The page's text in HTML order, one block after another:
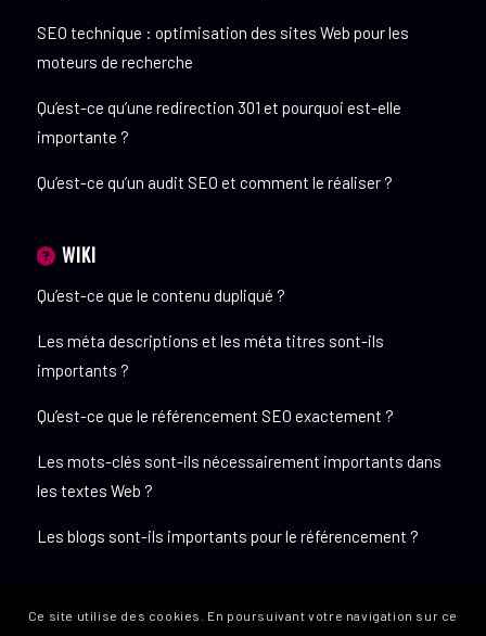
SEO technique : optimisation des sites Web pour les
moteurs de recherche
Qu’est-ce qu’une redirection 301 et pourquoi est-elle
importante ?
Qu’est-ce qu’un audit SEO et comment le réaliser ?
WIKI
Qu’est-ce que le contenu dupliqué ?
Les méta descriptions et les méta titres sont-ils
importants ?
Qu’est-ce que le référencement SEO exactement ?
Les mots-clés sont-ils nécessairement importants dans
les textes Web ?
Les blogs sont-ils importants pour le référencement ?
Ce site utilise des cookies. En poursuivant votre navigation sur ce